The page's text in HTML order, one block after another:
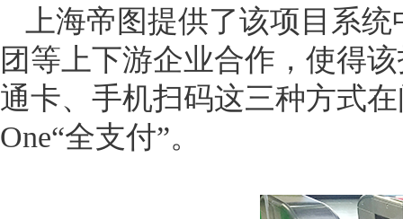
上海帝图提供了该项目系
团等上下游企业合作，使得
通卡、手机扫码这三种方式
One“全支付”。